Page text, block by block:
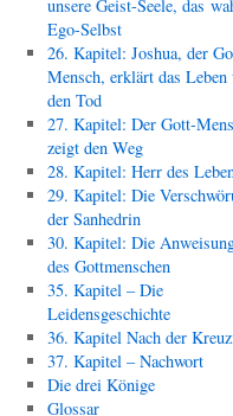
unsere Geist-Seele, das
Ego-Selbst
26. Kapitel: Joshua, der
Mensch, erklärt das Leben
den Tod
27. Kapitel: Der Gott-
zeigt den Weg
28. Kapitel: Herr des
29. Kapitel: Die
der Sanhedrin
30. Kapitel: Die
des Gottmenschen
35. Kapitel – Die
Leidensgeschichte
36. Kapitel Nach der
37. Kapitel – Nachwort
Die drei Könige
Glossar